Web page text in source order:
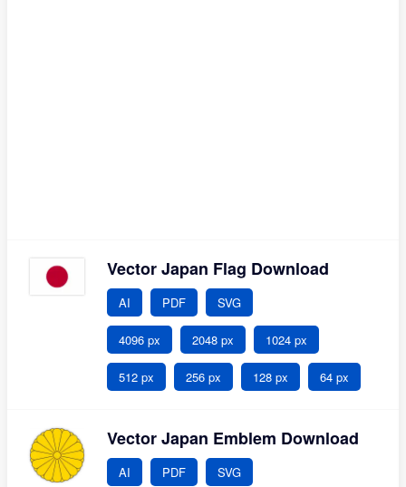
Vector Japan Flag Download
AI PDF SVG
4096 px 2048 px 1024 px
512 px 256 px 128 px 64 px
Vector Japan Emblem Download
AI PDF SVG